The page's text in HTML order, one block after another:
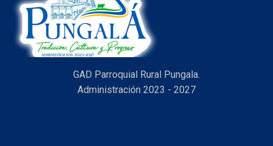
GAD Parroquial Rural Pungala.
Administración 2023 - 2027